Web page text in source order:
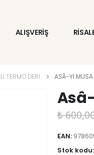
ALIŞVERİŞ
TERMO DERI ASÂ-YI MUSA
₺
EAN:
Stok kodu: